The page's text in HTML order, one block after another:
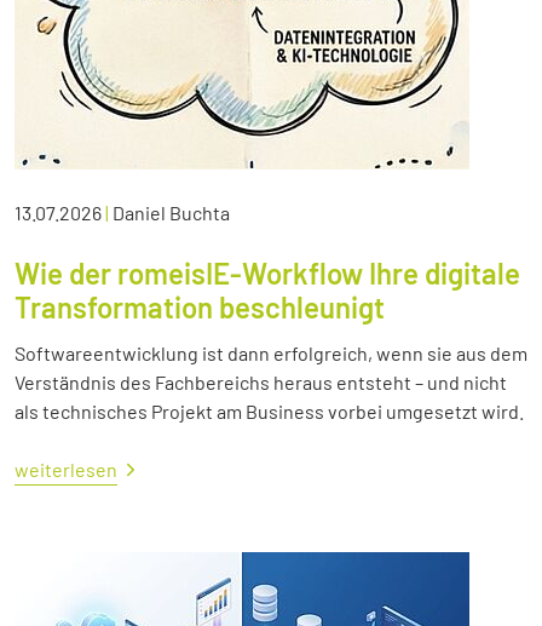
13.07.2026| Daniel Buchta
Wie der romeisIE-Workflow Ihre digitale
Transformation beschleunigt
Softwareentwicklung ist dann erfolgreich, wenn sie aus dem
Verständnis des Fachbereichs heraus entsteht – und nicht
als technisches Projekt am Business vorbei umgesetzt wird.
weiterlesen